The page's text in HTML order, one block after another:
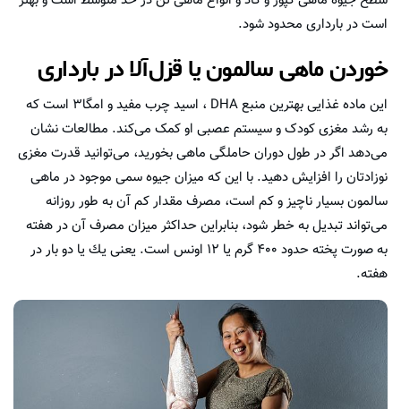
است در بارداری محدود شود.
خوردن ماهی سالمون یا قزل‌آلا در بارداری
این ماده غذایی بهترین منبع DHA ، اسید چرب مفید و امگا۳ است که
به رشد مغزی کودک و سیستم عصبی او کمک می‌کند. مطالعات نشان
می‌دهد اگر در طول دوران حاملگی ماهی بخورید، می‌توانید قدرت مغزی
نوزادتان را افزایش دهید. با این که میزان جیوه سمی موجود در ماهی
سالمون بسیار ناچیز و کم است، مصرف مقدار کم آن به طور روزانه
می‌تواند تبدیل به خطر شود، بنابراین حداکثر میزان مصرف آن در هفته
به صورت پخته حدود ۴۰۰ گرم یا ۱۲ اونس است. یعنی یك یا دو بار در
هفته.